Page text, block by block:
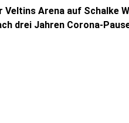
Veltins Arena auf Schalke
drei Jahren Corona-